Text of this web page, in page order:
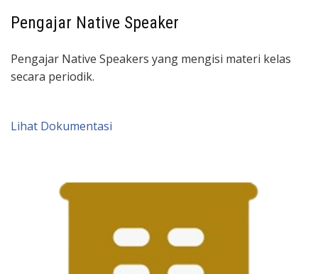
Pengajar Native Speaker
Pengajar Native Speakers yang mengisi materi kelas
secara periodik.
Lihat Dokumentasi